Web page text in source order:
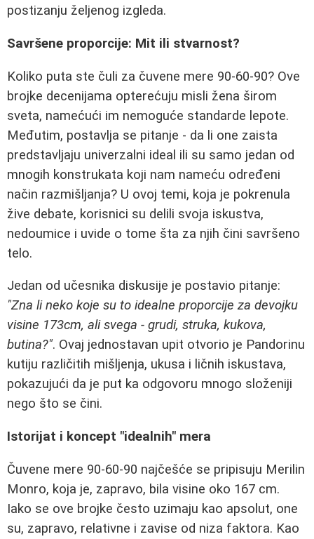
postizanju željenog izgleda.
Savršene proporcije: Mit ili stvarnost?
Koliko puta ste čuli za čuvene mere 90-60-90? Ove
brojke decenijama opterećuju misli žena širom
sveta, namećući im nemoguće standarde lepote.
Međutim, postavlja se pitanje - da li one zaista
predstavljaju univerzalni ideal ili su samo jedan od
mnogih konstrukata koji nam nameću određeni
način razmišljanja? U ovoj temi, koja je pokrenula
žive debate, korisnici su delili svoja iskustva,
nedoumice i uvide o tome šta za njih čini savršeno
telo.
Jedan od učesnika diskusije je postavio pitanje:
"Zna li neko koje su to idealne proporcije za devojku
visine 173cm, ali svega - grudi, struka, kukova,
butina?". Ovaj jednostavan upit otvorio je Pandorinu
kutiju različitih mišljenja, ukusa i ličnih iskustava,
pokazujući da je put ka odgovoru mnogo složeniji
nego što se čini.
Istorijat i koncept "idealnih" mera
Čuvene mere 90-60-90 najčešće se pripisuju Merilin
Monro, koja je, zapravo, bila visine oko 167 cm.
Iako se ove brojke često uzimaju kao apsolut, one
su, zapravo, relativne i zavise od niza faktora. Kao